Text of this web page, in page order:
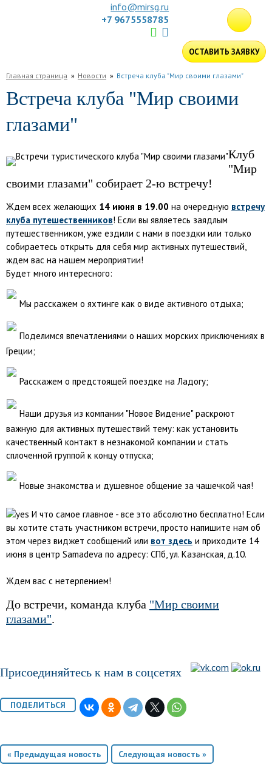
info@mirsg.ru
+7 9675558785
РОССИИ
ПО
МИРУ
ПОДБОР
ТУРА
ДЛЯ
БЛОГ
КЛУБ
УСЛУГИ
ОСТАВИТЬ ЗАЯВКУ
Главная страница Новости Встреча клуба "Мир своими глазами"
Встреча клуба "Мир своими
глазами"
Клуб
"Мир
своими глазами" собирает 2-ю встречу!
Ждем всех желающих 14 июня в 19.00 на очередную встречу
клуба путешественников! Если вы являетесь заядлым
путешественником, уже ездили с нами в поездки или только
собираетесь открыть для себя мир активных путешествий,
ждем вас на нашем мероприятии!
Будет много интересного:
Мы расскажем о яхтинге как о виде активного отдыха;
Поделимся впечатлениями о наших морских приключениях в
Греции;
Расскажем о предстоящей поездке на Ладогу;
Наши друзья из компании "Новое Видение" раскроют
важную для активных путешествий тему: как установить
качественный контакт в незнакомой компании и стать
сплоченной группой к концу отпуска;
Новые знакомства и душевное общение за чашечкой чая!
И что самое главное - все это абсолютно бесплатно! Если
вы хотите стать участником встречи, просто напишите нам об
этом через виджет сообщений или вот здесь и приходите 14
июня в центр Samadeva по адресу: СПб, ул. Казанская, д.10.
Ждем вас с нетерпением!
До встречи, команда клуба "Мир своими
глазами".
Присоединяйтесь к нам в соцсетях
« Предыдущая новость Следующая новость »